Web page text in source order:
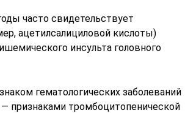
часто свидетельствует
ацетилсалициловой кислоты)
инсульта головного
гематологических заболеваний
признаками тромбоцитопенической